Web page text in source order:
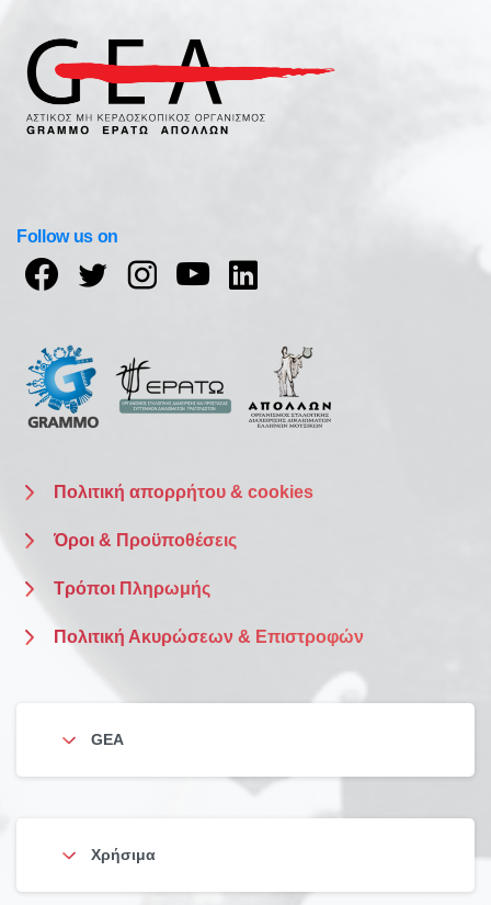
Follow us on
Πολιτική απορρήτου & cookies
Όροι & Προϋποθέσεις
Τρόποι Πληρωμής
Πολιτική Ακυρώσεων & Επιστροφών
GEA
Χρήσιμα